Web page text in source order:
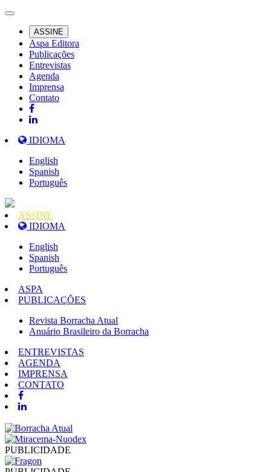
ASSINE
Aspa Editora
Publicações
Entrevistas
Agenda
Imprensa
Contato
IDIOMA
English
Spanish
Português
ASSINE
IDIOMA
English
Spanish
Português
ASPA
PUBLICAÇÕES
Revista Borracha Atual
Anuário Brasileiro da Borracha
ENTREVISTAS
AGENDA
IMPRENSA
CONTATO
PUBLICIDADE